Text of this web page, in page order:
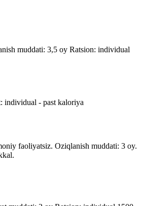
muddati: 3,5 oy Ratsion: individual
individual - past kaloriya
faoliyatsiz. Oziqlanish muddati: 3 oy.